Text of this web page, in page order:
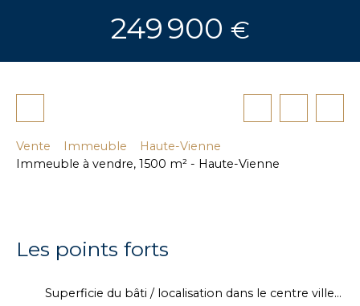
249 900 €
Vente Immeuble
Haute-Vienne
Immeuble à vendre, 1500 m² - Haute-Vienne
Les points forts
Superficie du bâti / localisation dans le centre ville de Bellac